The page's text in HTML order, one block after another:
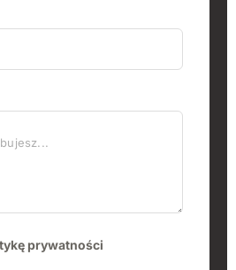
prywatności